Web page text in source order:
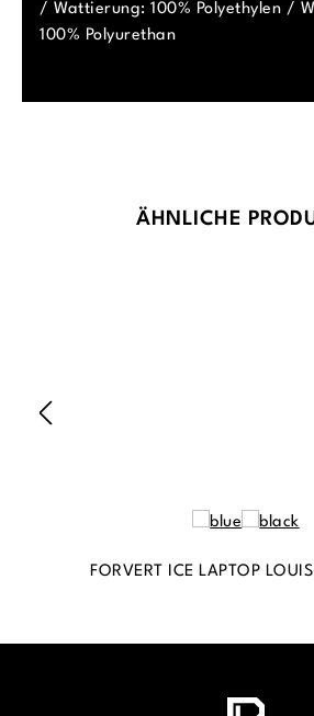
/ Wattierung: 100% Polyethylen /
100% Polyurethan
Produktgalerie überspringen
ÄHNLICHE
FORVERT ICE LAPTOP